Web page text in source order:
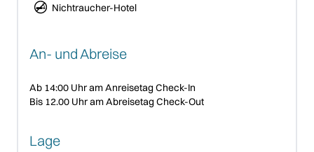
Nichtraucher-Hotel
An- und Abreise
Ab 14:00 Uhr am Anreisetag Check-In
Bis 12.00 Uhr am Abreisetag Check-Out
Lage